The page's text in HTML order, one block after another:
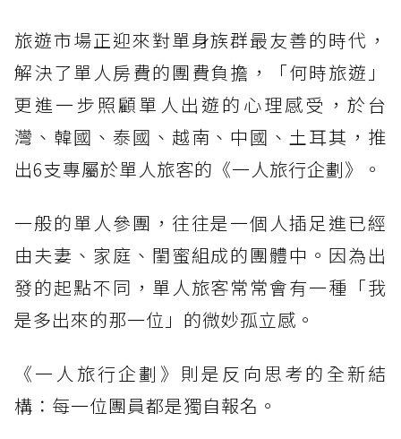
旅遊市場正迎來對單身族群最友善的時代，
解決了單人房費的團費負擔，「何時旅遊」
更進一步照顧單人出遊的心理感受，於台
灣、韓國、泰國、越南、中國、土耳其，推
出6支專屬於單人旅客的《一人旅行企劃》。
一般的單人參團，往往是一個人插足進已經
由夫妻、家庭、閨蜜組成的團體中。因為出
發的起點不同，單人旅客常常會有一種「我
是多出來的那一位」的微妙孤立感。
《一人旅行企劃》則是反向思考的全新結
構：每一位團員都是獨自報名。